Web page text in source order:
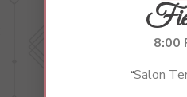
8:00
“Salon